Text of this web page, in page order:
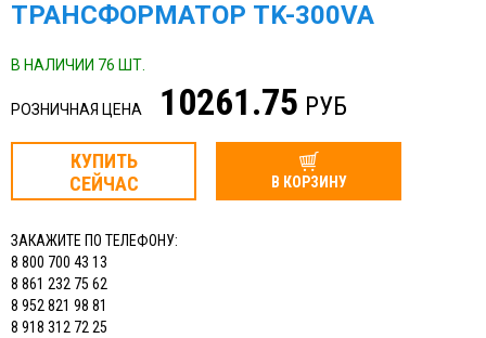
ТРАНСФОРМАТОР ТK-300VA
В НАЛИЧИИ 76 ШТ.
РОЗНИЧНАЯ ЦЕНА 10261.75 РУБ
КУПИТЬ
СЕЙЧАС
В КОРЗИНУ
ЗАКАЖИТЕ ПО ТЕЛЕФОНУ:
8 800 700 43 13
8 861 232 75 62
8 952 821 98 81
8 918 312 72 25